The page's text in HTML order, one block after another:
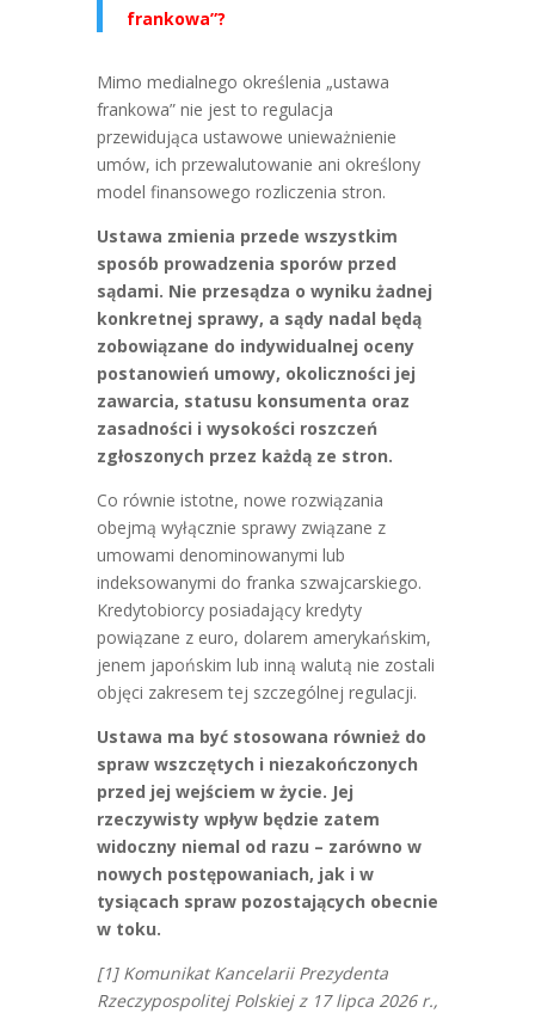
frankowa”?
Mimo medialnego określenia „ustawa
frankowa” nie jest to regulacja
przewidująca ustawowe unieważnienie
umów, ich przewalutowanie ani określony
model finansowego rozliczenia stron.
Ustawa zmienia przede wszystkim
sposób prowadzenia sporów przed
sądami. Nie przesądza o wyniku żadnej
konkretnej sprawy, a sądy nadal będą
zobowiązane do indywidualnej oceny
postanowień umowy, okoliczności jej
zawarcia, statusu konsumenta oraz
zasadności i wysokości roszczeń
zgłoszonych przez każdą ze stron.
Co równie istotne, nowe rozwiązania
obejmą wyłącznie sprawy związane z
umowami denominowanymi lub
indeksowanymi do franka szwajcarskiego.
Kredytobiorcy posiadający kredyty
powiązane z euro, dolarem amerykańskim,
jenem japońskim lub inną walutą nie zostali
objęci zakresem tej szczególnej regulacji.
Ustawa ma być stosowana również do
spraw wszczętych i niezakończonych
przed jej wejściem w życie. Jej
rzeczywisty wpływ będzie zatem
widoczny niemal od razu – zarówno w
nowych postępowaniach, jak i w
tysiącach spraw pozostających obecnie
w toku.
[1] Komunikat Kancelarii Prezydenta
Rzeczypospolitej Polskiej z 17 lipca 2026 r.,